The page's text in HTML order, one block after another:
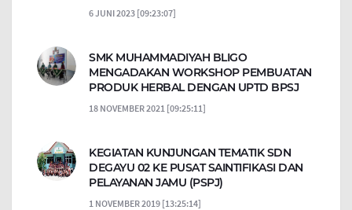
6 JUNI 2023 [09:23:07]
SMK MUHAMMADIYAH BLIGO
MENGADAKAN WORKSHOP PEMBUATAN
PRODUK HERBAL DENGAN UPTD BPSJ
18 NOVEMBER 2021 [09:25:11]
KEGIATAN KUNJUNGAN TEMATIK SDN
DEGAYU 02 KE PUSAT SAINTIFIKASI DAN
PELAYANAN JAMU (PSPJ)
1 NOVEMBER 2019 [13:25:14]